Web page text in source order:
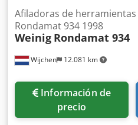
Wijchen 12.081 km
Afiladoras de herramientas
Rondamat 934 1998
Weinig Rondamat 934
Información de
precio